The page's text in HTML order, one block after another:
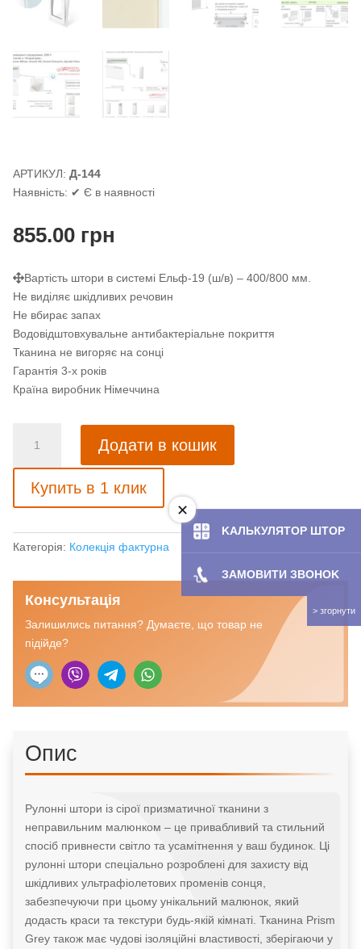
АРТИКУЛ: Д-144
Наявність: ✔ Є в наявності
855.00грн
Вартість штори в системі Ельф-19 (ш/в) – 400/800 мм.
Не виділяє шкідливих речовин
Не вбирає запах
Водовідштовхувальне антибактеріальне покриття
Тканина не вигоряє на сонці
Гарантія 3-х років
Країна виробник Німеччина
штора
з
тканиною
Призм
(Німеччина)
Додати в кошик
Купить в 1 клик
Категорія: Колекція фактурна
Консультація
Залишились питання? Думаєте, що товар не
підійде?
Опис
Рулонні штори із сірої призматичної тканини з
неправильним малюнком – це привабливий та стильний
спосіб привнести світло та усамітнення у ваш будинок. Ці
рулонні штори спеціально розроблені для захисту від
шкідливих ультрафіолетових променів сонця,
забезпечуючи при цьому унікальний малюнок, який
додасть краси та текстури будь-якій кімнаті. Тканина Prism
Grey також має чудові ізоляційні властивості, зберігаючи у
KAЛЬКУЛЯТOP ШТОР
ЗАМОВИТИ ЗBOHOK